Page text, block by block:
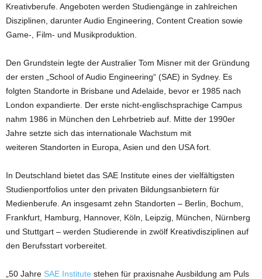
Kreativberufe. Angeboten werden Studiengänge in zahlreichen
Disziplinen, darunter Audio Engineering, Content Creation sowie
Game-, Film- und Musikproduktion.
Den Grundstein legte der Australier Tom Misner mit der Gründung
der ersten „School of Audio Engineering“ (SAE) in Sydney. Es
folgten Standorte in Brisbane und Adelaide, bevor er 1985 nach
London expandierte. Der erste nicht-englischsprachige Campus
nahm 1986 in München den Lehrbetrieb auf. Mitte der 1990er
Jahre setzte sich das internationale Wachstum mit
weiteren Standorten in Europa, Asien und den USA fort.
In Deutschland bietet das SAE Institute eines der vielfältigsten
Studienportfolios unter den privaten Bildungsanbietern für
Medienberufe. An insgesamt zehn Standorten – Berlin, Bochum,
Frankfurt, Hamburg, Hannover, Köln, Leipzig, München, Nürnberg
und Stuttgart – werden Studierende in zwölf Kreativdisziplinen auf
den Berufsstart vorbereitet.
„50 Jahre SAE Institute stehen für praxisnahe Ausbildung am Puls